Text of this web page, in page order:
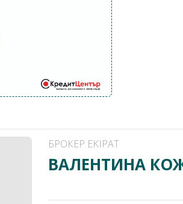
БРОКЕР EKIPAT
ВАЛЕНТИНА